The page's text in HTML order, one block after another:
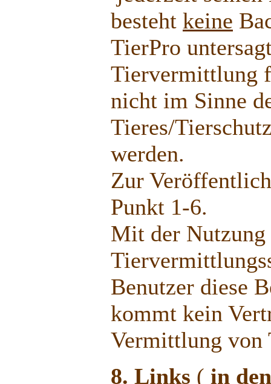
besteht keine
TierPro
Tiervermittlung
nicht im Sinne
Tieres/
werden.
Zur
Punkt 1-6.
Mit der Nutzung
Benutzer diese
kommt kein
Vermittlung von
8. Links ( in